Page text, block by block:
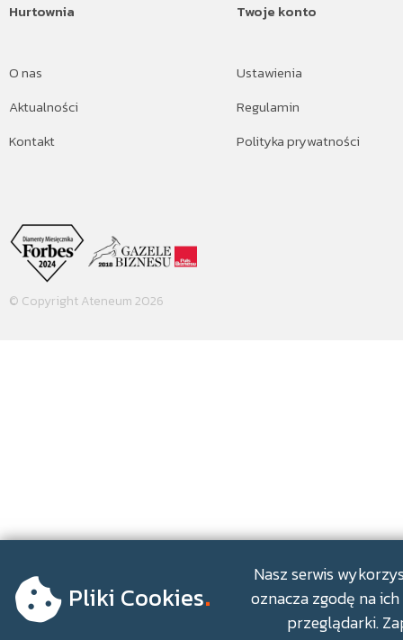
Hurtownia
O nas
Aktualności
Kontakt
Twoje konto
Ustawienia
Regulamin
Polityka prywatności
© Copyright Ateneum 2026
Pliki Cookies.
Nasz serwis
oznacza zgodę na
przeglądarki.